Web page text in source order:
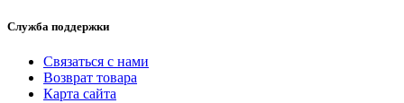
Служба поддержки
Связаться с нами
Возврат товара
Карта сайта